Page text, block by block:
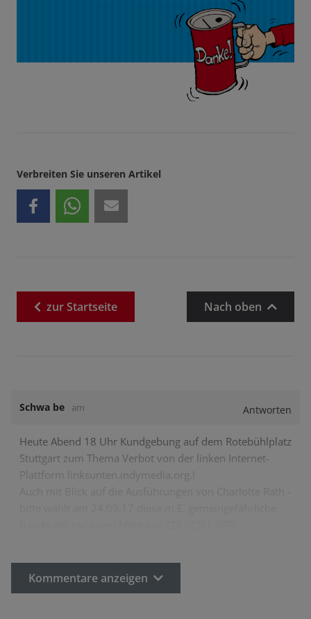
Verbreiten Sie unseren Artikel
zurStartseite Nach oben
Schwa be am Antworten
Heute Abend 18 Uhr Kundgebung auf dem Rotebühlplatz
Stuttgart zum Thema Verbot von der linken Internet-
Plattform linksunten.indymedia.org.!
Kommentare anzeigen